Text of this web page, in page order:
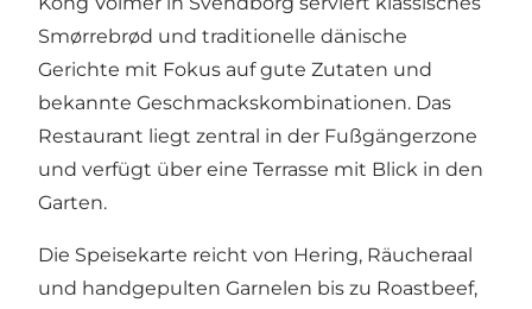
Smørrebrød und traditionelle dänische
Gerichte mit Fokus auf gute Zutaten und
bekannte Geschmackskombinationen. Das
Restaurant liegt zentral in der Fußgängerzone
und verfügt über eine Terrasse mit Blick in den
Garten.
Die Speisekarte reicht von Hering, Räucheraal
und handgepulten Garnelen bis zu Roastbeef,